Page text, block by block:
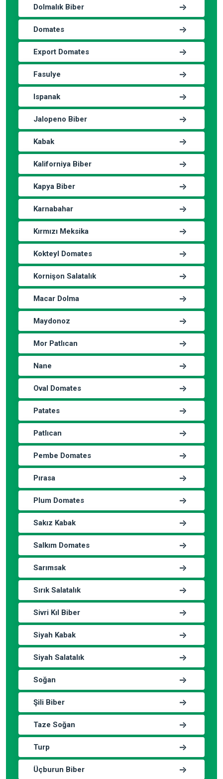
Dolmalık Biber
Domates
Export Domates
Fasulye
Ispanak
Jalopeno Biber
Kabak
Kaliforniya Biber
Kapya Biber
Karnabahar
Kırmızı Meksika
Kokteyl Domates
Kornişon Salatalık
Macar Dolma
Maydonoz
Mor Patlıcan
Nane
Oval Domates
Patates
Patlıcan
Pembe Domates
Pırasa
Plum Domates
Sakız Kabak
Salkım Domates
Sarımsak
Sırık Salatalık
Sivri Kıl Biber
Siyah Kabak
Siyah Salatalık
Soğan
Şili Biber
Taze Soğan
Turp
Üçburun Biber